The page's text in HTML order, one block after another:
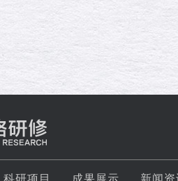
科研项目 成果展示 新闻